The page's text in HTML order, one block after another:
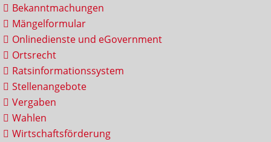
Bekanntmachungen
Mängelformular
Onlinedienste und eGovernment
Ortsrecht
Ratsinformationssystem
Stellenangebote
Vergaben
Wahlen
Wirtschaftsförderung